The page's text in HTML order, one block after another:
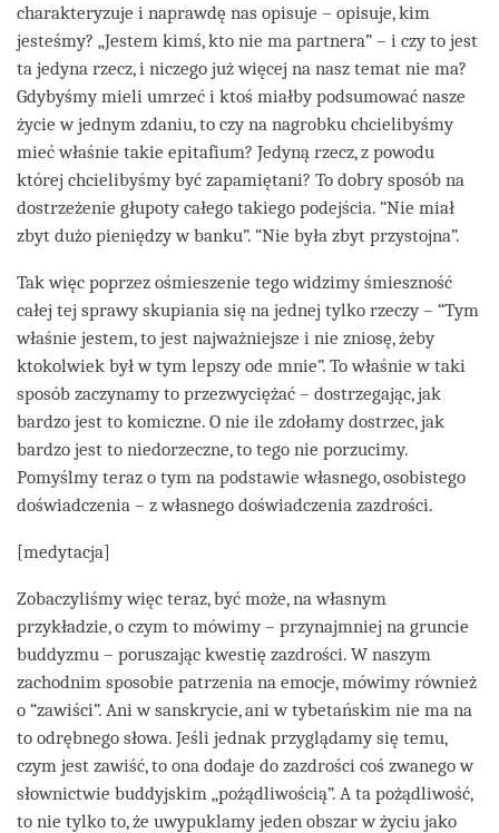
charakteryzuje i naprawdę nas opisuje – opisuje, kim
jesteśmy? „Jestem kimś, kto nie ma partnera” – i czy to jest
ta jedyna rzecz, i niczego już więcej na nasz temat nie ma?
Gdybyśmy mieli umrzeć i ktoś miałby podsumować nasze
życie w jednym zdaniu, to czy na nagrobku chcielibyśmy
mieć właśnie takie epitafium? Jedyną rzecz, z powodu
której chcielibyśmy być zapamiętani? To dobry sposób na
dostrzeżenie głupoty całego takiego podejścia. “Nie miał
zbyt dużo pieniędzy w banku”. “Nie była zbyt przystojna”.
Tak więc poprzez ośmieszenie tego widzimy śmieszność
całej tej sprawy skupiania się na jednej tylko rzeczy – “Tym
właśnie jestem, to jest najważniejsze i nie zniosę, żeby
ktokolwiek był w tym lepszy ode mnie”. To właśnie w taki
sposób zaczynamy to przezwyciężać – dostrzegając, jak
bardzo jest to komiczne. O nie ile zdołamy dostrzec, jak
bardzo jest to niedorzeczne, to tego nie porzucimy.
Pomyślmy teraz o tym na podstawie własnego, osobistego
doświadczenia – z własnego doświadczenia zazdrości.
[medytacja]
Zobaczyliśmy więc teraz, być może, na własnym
przykładzie, o czym to mówimy – przynajmniej na gruncie
buddyzmu – poruszając kwestię zazdrości. W naszym
zachodnim sposobie patrzenia na emocje, mówimy również
o “zawiści”. Ani w sanskrycie, ani w tybetańskim nie ma na
to odrębnego słowa. Jeśli jednak przyglądamy się temu,
czym jest zawiść, to ona dodaje do zazdrości coś zwanego w
słownictwie buddyjskim „pożądliwością”. A ta pożądliwość,
to nie tylko to, że uwypuklamy jeden obszar w życiu jako